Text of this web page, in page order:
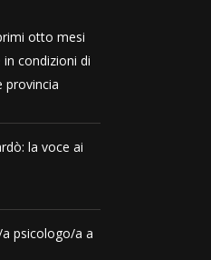
otto mesi
condizioni di
provincia
la voce ai
psicologo/a a